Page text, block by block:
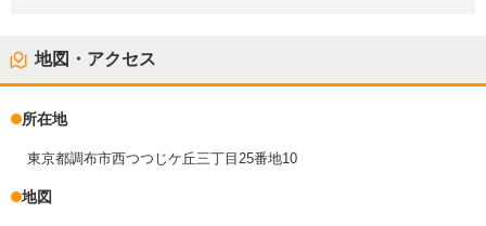
地図・アクセス
所在地
東京都調布市西つつじケ丘三丁目25番地10
地図